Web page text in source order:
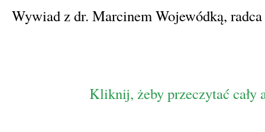
Wywiad z dr. Marcinem Wojewódką,
Kliknij, żeby przeczytać cały